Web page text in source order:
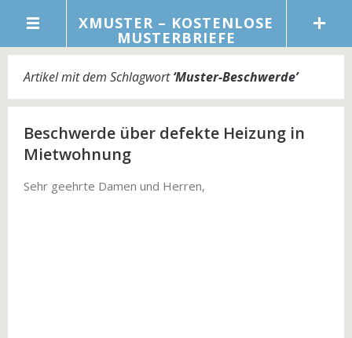
XMUSTER – KOSTENLOSE
MUSTERBRIEFE
Artikel mit dem Schlagwort‘Muster-Beschwerde’
Beschwerde über defekte Heizung in
Mietwohnung
Sehr geehrte Damen und Herren,